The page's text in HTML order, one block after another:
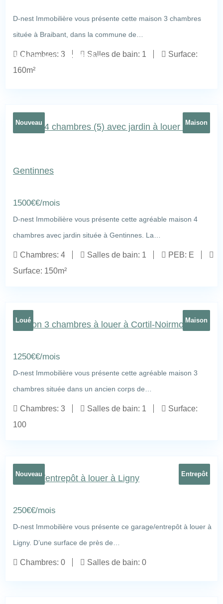
route d'Yvoir 100 5190 Braibant
D-nest Immobilière vous présente cette maison 3 chambres
située à Braibant, dans la commune de…
Chambres: 3 Salles de bain: 1
Surface:
160m²
Nouveau Maison
Maison 4 chambres (5) avec jardin à louer à
Gentinnes
1500€€/mois
D-nest Immobilière vous présente cette agréable maison 4
chambres avec jardin située à Gentinnes. La…
Chambres: 4 Salles de bain: 1 PEB: E
Surface: 150m²
Loué Maison
Maison 3 chambres à louer à Cortil-Noirmont
1250€€/mois
D-nest Immobilière vous présente cette agréable maison 3
chambres située dans un ancien corps de…
Chambres: 3 Salles de bain: 1
Surface:
100
Nouveau Entrepôt
Garage/entrepôt à louer à Ligny
250€€/mois
D-nest Immobilière vous présente ce garage/entrepôt à louer à
Ligny. D’une surface de près de…
Chambres: 0 Salles de bain: 0